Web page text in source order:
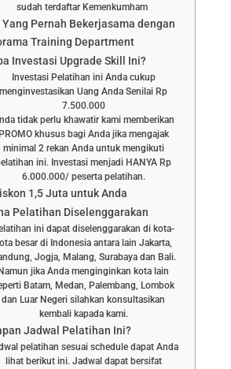
sudah terdaftar Kemenkumham
Pernah Bekerjasama dengan
Training Department
Investasi Upgrade Skill Ini?
Investasi Pelatihan ini Anda cukup
menginvestasikan Uang Anda Senilai Rp
7.500.000
tidak perlu khawatir kami memberikan
PROMO khusus bagi Anda jika mengajak
minimal 2 rekan Anda untuk mengikuti
ini. Investasi menjadi HANYA Rp
6.000.000/ peserta pelatihan.
1,5 Juta untuk Anda
Pelatihan Diselenggarakan
ini dapat diselenggarakan di kota-
besar di Indonesia antara lain Jakarta,
Jogja, Malang, Surabaya dan Bali.
Namun jika Anda menginginkan kota lain
Batam, Medan, Palembang, Lombok
dan Luar Negeri silahkan konsultasikan
kembali kapada kami.
Jadwal Pelatihan Ini?
pelatihan sesuai schedule dapat Anda
lihat berikut ini. Jadwal dapat bersifat